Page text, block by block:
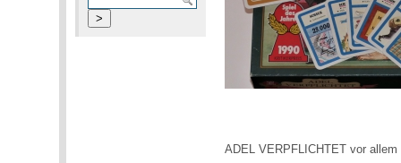
ADEL VERPFLICHTET vor